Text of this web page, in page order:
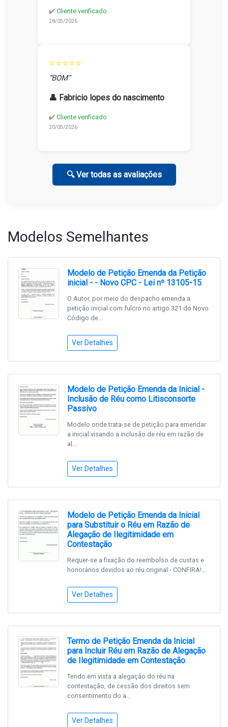
✔️ Cliente verificado
28/05/2026
⭐⭐⭐⭐⭐
“BOM”
👤 Fabricio lopes do nascimento
✔️ Cliente verificado
20/05/2026
🔍 Ver todas as avaliações
Modelos Semelhantes
Modelo de Petição Emenda da Petição
inicial - - Novo CPC - Lei nº 13105-15
O Autor, por meio do despacho emenda a
petição inicial com fulcro no artigo 321 do Novo
Código de...
Ver Detalhes
Modelo de Petição Emenda da Inicial -
Inclusão de Réu como Litisconsorte
Passivo
Modelo onde trata-se de petição para emendar
a inicial visando a inclusão de réu em razão de
al...
Ver Detalhes
Modelo de Petição Emenda da Inicial
para Substituir o Réu em Razão de
Alegação de Ilegitimidade em
Contestação
Requer-se a fixação do reembolso de custas e
honorários devidos ao réu original - CONFIRA!...
Ver Detalhes
Termo de Petição Emenda da Inicial
para Incluir Réu em Razão de Alegação
de Ilegitimidade em Contestação
Tendo em vista a alegação do réu na
contestação, de cessão dos direitos sem
consentimento do a...
Ver Detalhes